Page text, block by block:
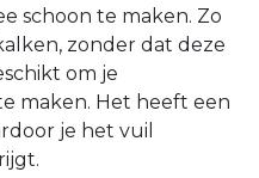
schoon te maken. Zo
zonder dat deze
om je
maken. Het heeft een
je het vuil